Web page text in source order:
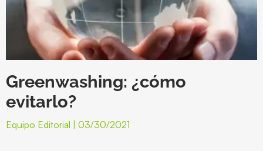
Greenwashing: ¿cómo
evitarlo?
Equipo Editorial 03/30/2021